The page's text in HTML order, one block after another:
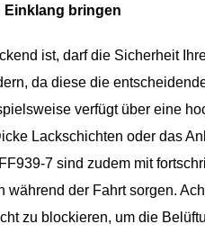
bringen
ist, darf die Sicherheit
da diese die
verfügt über eine
Lackschichten oder das
7 sind zudem mit
während der Fahrt sorgen.
zu blockieren, um die